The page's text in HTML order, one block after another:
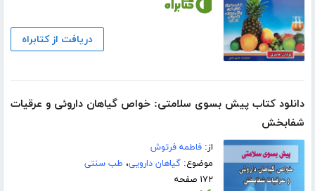
دریافت از کتابراه
دانلود کتاب پیش بسوی سلامتی: خواص گیاهان داروئی و عرقیات
شفابخش
از:فاطمه فرتوش
موضوع:گیاهان دارویی، طب سنتی
۱۷۲ صفحه